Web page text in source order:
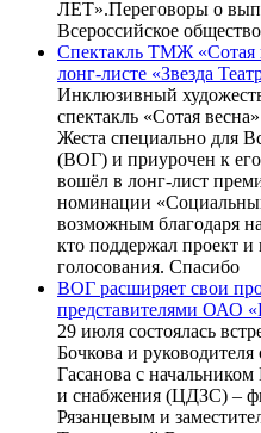
ЛЕТ».Переговоры о
Всероссийское
Спектакль ТМЖ
лонг-листе «Звезда
Инклюзивный
спектакль «Сотая
Жеста специально для
(ВОГ) и приурочен к
вошёл в лонг-лист
номинации
возможным благодаря
кто поддержал проект и
голосования. Спасибо
ВОГ расширяет свои
представителями ОАО
29 июля состоялась
Бочкова и
Гасанова с
и снабжения (ЦДЗС) –
Рязанцевым и